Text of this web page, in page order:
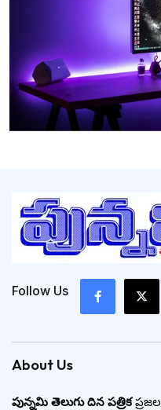
Follow Us
About Us
పున్నమి తెలుగు దిన పత్రిక